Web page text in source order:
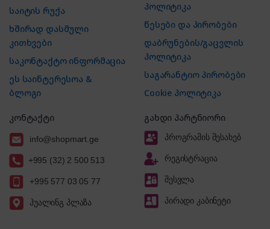
საიტის რუქა
ხშირად დასმული
კითხვები
საკონტაქტო ინფორმაცია
ეს საინტერესოა &
ბლოგი
პოლიტიკა
წესები და პირობები
დაბრუნების/გაცვლის
პოლიტიკა
საგარანტიო პირობები
Cookie პოლიტიკა
კონტაქტი
info@shopmart.ge
+995 (32) 2 500 513
+995 577 03 05 77
ჰუალინგ პლაზა
გახდი პარტნიორი
პროგრამის შესახებ
რეგისტრაცია
შესვლა
პირადი კაბინეტი